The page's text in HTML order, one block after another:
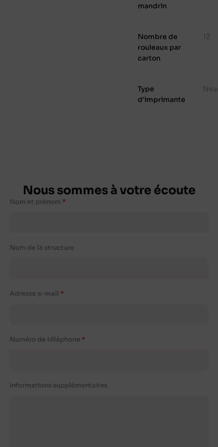
mandrin
Nombre de
rouleaux par
carton
12
Type
d'imprimante
Nous sommes à votre écoute
Nom et prénom
Nom de la structure
Adresse e-mail
Numéro de téléphone
Informations supplémentaires